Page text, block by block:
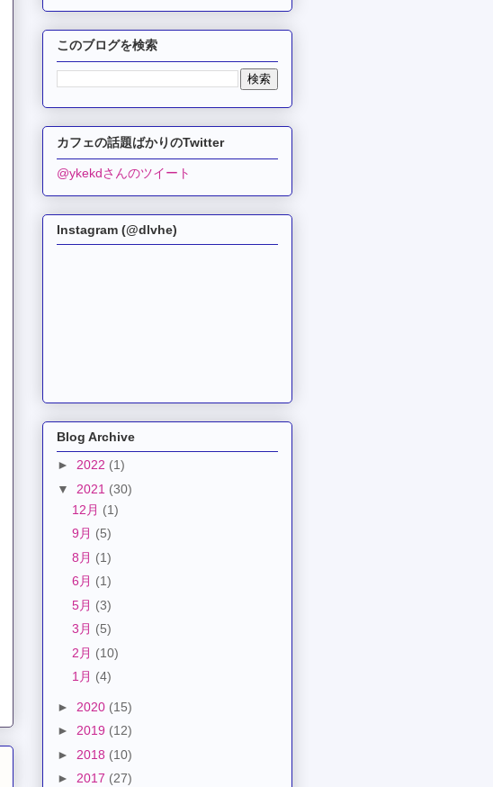
このブログを検索
カフェの話題ばかりのTwitter
@ykekdさんのツイート
Instagram (@dlvhe)
Blog Archive
► 2022 (1)
▼ 2021 (30)
12月 (1)
9月 (5)
8月 (1)
6月 (1)
5月 (3)
3月 (5)
2月 (10)
1月 (4)
► 2020 (15)
► 2019 (12)
► 2018 (10)
► 2017 (27)